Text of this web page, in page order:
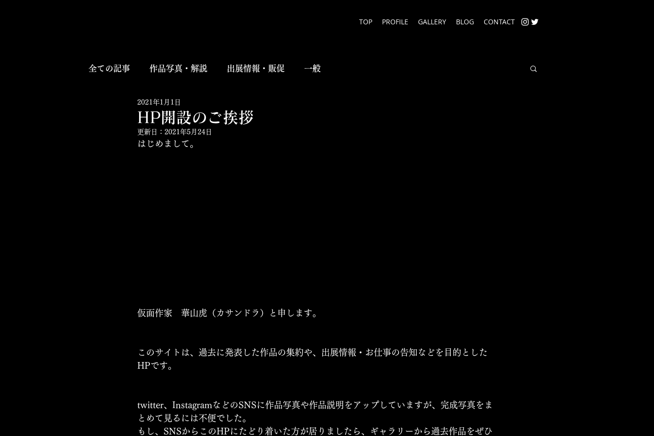
TOP PROFILE GALLERY BLOG CONTACT
全ての記事 作品写真・解説 出展情報・販促 一般
HP開設のご挨拶
2021年1月1日
更新日： 2021年5月24日
はじめまして。
仮面作家　華山虎（カサンドラ）と申します。
このサイトは、過去に発表した作品の集約や、出展情報・お仕事の告知などを目的とした
HPです。
twitter、InstagramなどのSNSに作品写真や作品説明をアップしていますが、完成写真をま
とめて見るには不便でした。
もし、SNSからこのHPにたどり着いた方が居りましたら、ギャラリーから過去作品をぜひ